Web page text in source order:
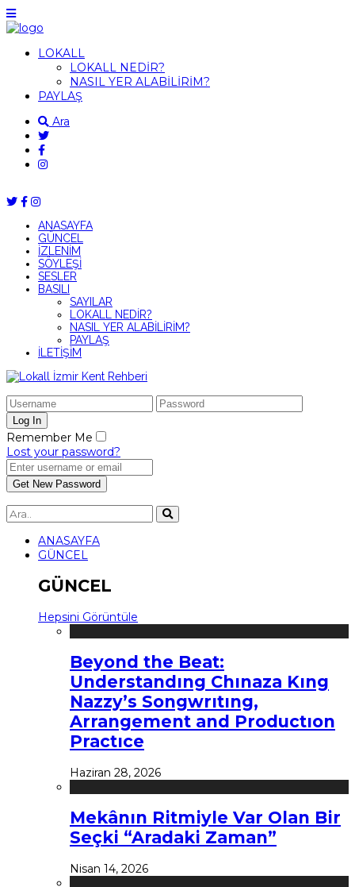
LOKALL
LOKALL NEDİR?
NASIL YER ALABİLİRİM?
PAYLAŞ
Ara
ANASAYFA
GÜNCEL
İZLENİM
SÖYLEŞİ
SESLER
BASILI
SAYILAR
LOKALL NEDİR?
NASIL YER ALABİLİRİM?
PAYLAŞ
İLETİŞİM
Remember Me
Lost your password?
ANASAYFA
GÜNCEL
GÜNCEL
Hepsini Görüntüle
Beyond the Beat:
Understandıng Chınaza Kıng
Nazzy’s Songwrıtıng,
Arrangement and Productıon
Practıce
Haziran 28, 2026
Mekânın Ritmiyle Var Olan Bir
Seçki “Aradaki Zaman”
Nisan 14, 2026